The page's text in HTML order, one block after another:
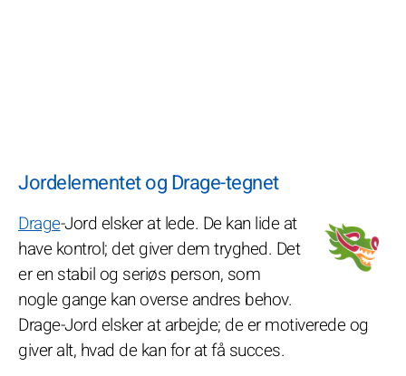
Jordelementet og Drage-tegnet
Drage-Jord elsker at lede. De kan lide at
have kontrol; det giver dem tryghed. Det
er en stabil og seriøs person, som
nogle gange kan overse andres behov.
Drage-Jord elsker at arbejde; de er motiverede og
giver alt, hvad de kan for at få succes.